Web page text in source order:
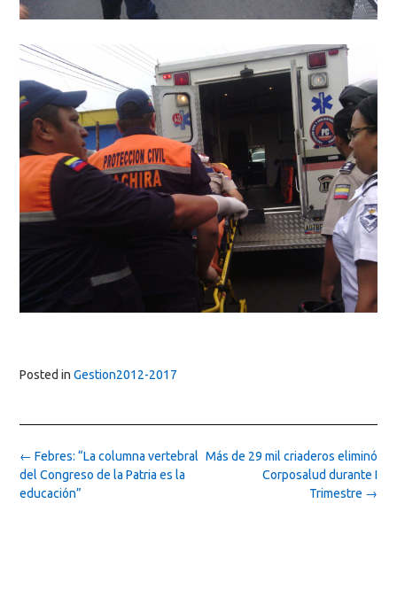
Posted in Gestion2012-2017
Post
navigation
Más de 29 mil criaderos eliminó
Corposalud durante I
Trimestre →
← Febres: “La columna vertebral
del Congreso de la Patria es la
educación”